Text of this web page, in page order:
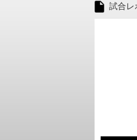
試合レ